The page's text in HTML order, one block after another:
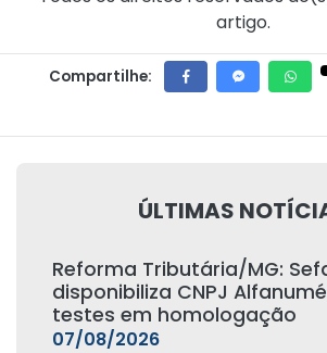
artigo.
Compartilhe:
ÚLTIMAS
Reforma Tributária/MG:
disponibiliza CNPJ
testes em homologação
07/08/2026